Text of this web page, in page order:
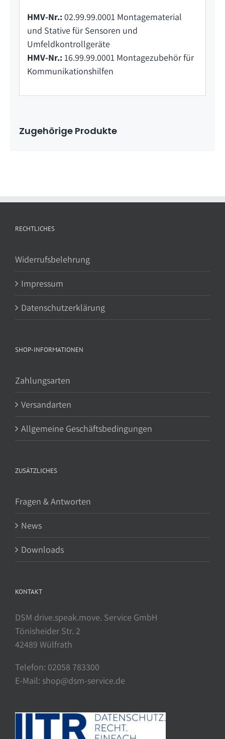
HMV-Nr.: 02.99.99.0001 Montagematerial
und Stative für Sensoren und
Umfeldkontrollgeräte
HMV-Nr.: 16.99.99.0001 Montagezubehör für
Kommunikationshilfen
Zugehörige Produkte
RECHTLICHES
Widerrufsbelehrung
Impressum
Datenschutzerklärung
SHOP-INFORMATIONEN
Zahlungsarten
Versandarten
Allgemeine Geschäftsbedingungen
ZUSÄTZLICHES
Fragen & Antworten
News
Downloads
KONTAKT
DSM drive.speak.move. Service GmbH
Tönisheider Str. 2
42489 Wülfrath
Telefon: 02058 783300
E-Mail: shop@dsm-service.de